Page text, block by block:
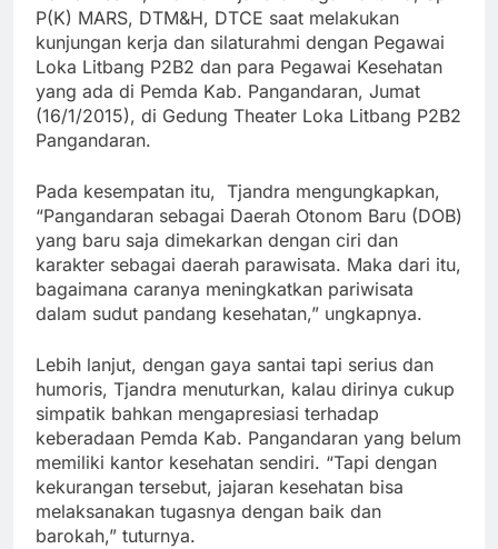
P(K) MARS, DTM&H, DTCE saat melakukan
kunjungan kerja dan silaturahmi dengan Pegawai
Loka Litbang P2B2 dan para Pegawai Kesehatan
yang ada di Pemda Kab. Pangandaran, Jumat
(16/1/2015), di Gedung Theater Loka Litbang P2B2
Pangandaran.
Pada kesempatan itu, Tjandra mengungkapkan,
“Pangandaran sebagai Daerah Otonom Baru (DOB)
yang baru saja dimekarkan dengan ciri dan
karakter sebagai daerah parawisata. Maka dari itu,
bagaimana caranya meningkatkan pariwisata
dalam sudut pandang kesehatan,” ungkapnya.
Lebih lanjut, dengan gaya santai tapi serius dan
humoris, Tjandra menuturkan, kalau dirinya cukup
simpatik bahkan mengapresiasi terhadap
keberadaan Pemda Kab. Pangandaran yang belum
memiliki kantor kesehatan sendiri. “Tapi dengan
kekurangan tersebut, jajaran kesehatan bisa
melaksanakan tugasnya dengan baik dan
barokah,” tuturnya.